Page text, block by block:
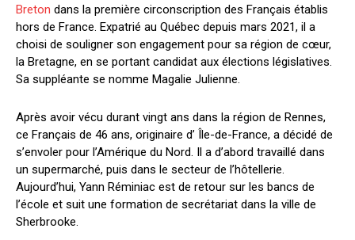
Breton dans la première circonscription des Français établis
hors de France. Expatrié au Québec depuis mars 2021, il a
choisi de souligner son engagement pour sa région de cœur,
la Bretagne, en se portant candidat aux élections législatives.
Sa suppléante se nomme Magalie Julienne.
Après avoir vécu durant vingt ans dans la région de Rennes,
ce Français de 46 ans, originaire d’ Île-de-France, a décidé de
s’envoler pour l’Amérique du Nord. Il a d’abord travaillé dans
un supermarché, puis dans le secteur de l’hôtellerie.
Aujourd’hui, Yann Réminiac est de retour sur les bancs de
l’école et suit une formation de secrétariat dans la ville de
Sherbrooke.